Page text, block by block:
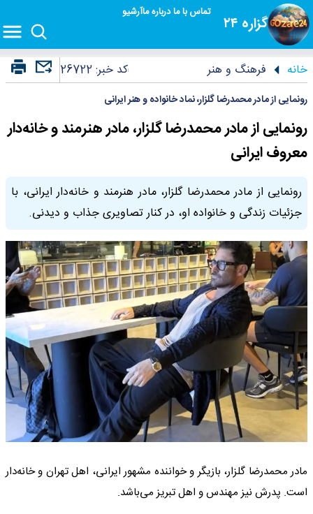
گزاره ۲۴
تماس با مادرباره ماآرشیو
خانه فرهنگ و هنر کد خبر:26722
رونمایی از مادر محمدرضا گلزار، نماد خانواده و هنر ایرانی
رونمایی از مادر محمدرضا گلزار، مادر هنرمند و خانه‌دار
معروف ایرانی
رونمایی از مادر محمدرضا گلزار، مادر هنرمند و خانه‌دار ایرانی، با
جزئیات زندگی و خانواده او، در کنار تصاویری جذاب و دیدنی.
مادر محمدرضا گلزار، بازیگر و خواننده مشهور ایرانی، اهل تهران و خانه‌دار
است. پدرش نیز مهندس و اهل تبریز می‌باشد.